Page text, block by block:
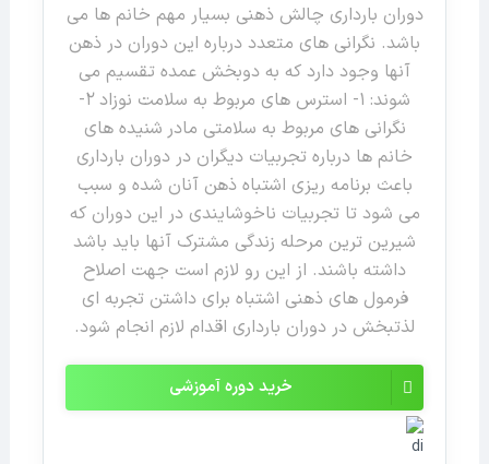
دوران بارداری چالش ذهنی بسیار مهم خانم ها می
باشد. نگرانی های متعدد درباره این دوران در ذهن
آنها وجود دارد که به دوبخش عمده تقسیم می
شوند: 1- استرس های مربوط به سلامت نوزاد
2-
نگرانی های مربوط به سلامتی مادر شنیده های
خانم ها درباره تجربیات دیگران در دوران بارداری
باعث برنامه ریزی اشتباه ذهن آنان شده و سبب
می شود تا تجربیات ناخوشایندی در این دوران که
شیرین ترین مرحله زندگی مشترک آنها باید باشد
داشته باشند. از این رو لازم است جهت اصلاح
فرمول های ذهنی اشتباه برای داشتن تجربه ای
لذتبخش در دوران بارداری اقدام لازم انجام شود.
لاغری در بارداری عدد
خرید دوره آموزشی